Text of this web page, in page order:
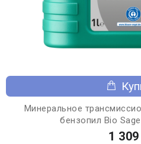
Минеральное
бензопил Bio
1 309